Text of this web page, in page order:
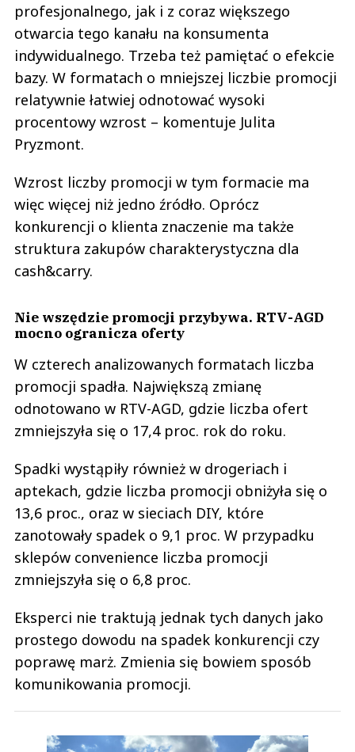
profesjonalnego, jak i z coraz większego
otwarcia tego kanału na konsumenta
indywidualnego. Trzeba też pamiętać o efekcie
bazy. W formatach o mniejszej liczbie promocji
relatywnie łatwiej odnotować wysoki
procentowy wzrost – komentuje Julita
Pryzmont.
Wzrost liczby promocji w tym formacie ma
więc więcej niż jedno źródło. Oprócz
konkurencji o klienta znaczenie ma także
struktura zakupów charakterystyczna dla
cash&carry.
Nie wszędzie promocji przybywa. RTV-AGD
mocno ogranicza oferty
W czterech analizowanych formatach liczba
promocji spadła. Największą zmianę
odnotowano w RTV-AGD, gdzie liczba ofert
zmniejszyła się o 17,4 proc. rok do roku.
Spadki wystąpiły również w drogeriach i
aptekach, gdzie liczba promocji obniżyła się o
13,6 proc., oraz w sieciach DIY, które
zanotowały spadek o 9,1 proc. W przypadku
sklepów convenience liczba promocji
zmniejszyła się o 6,8 proc.
Eksperci nie traktują jednak tych danych jako
prostego dowodu na spadek konkurencji czy
poprawę marż. Zmienia się bowiem sposób
komunikowania promocji.